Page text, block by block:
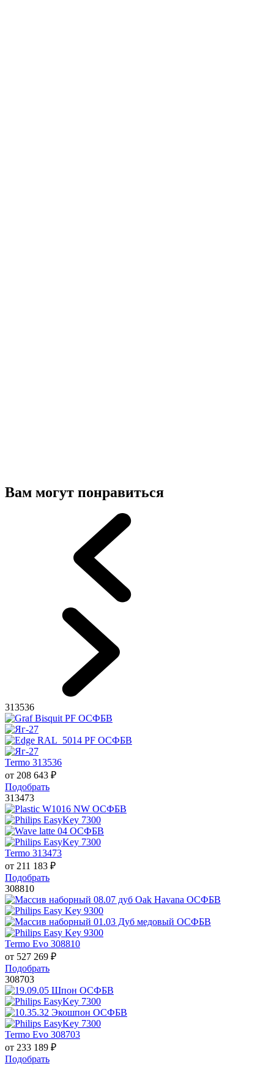
Вам могут понравиться
313536
Termo 313536
от 208 643 ₽
Подобрать
313473
Termo 313473
от 211 183 ₽
Подобрать
308810
Termo Evo 308810
от 527 269 ₽
Подобрать
308703
Termo Evo 308703
от 233 189 ₽
Подобрать